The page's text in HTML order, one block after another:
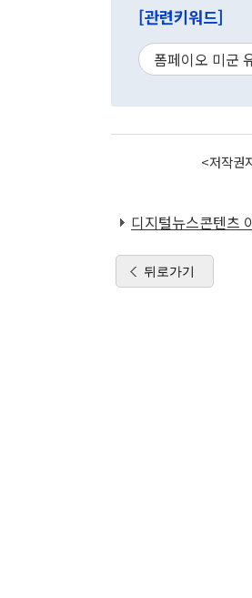
[관련키워드]
폼페이오 미군
<저작권
디지털뉴스콘텐츠
뒤로가기